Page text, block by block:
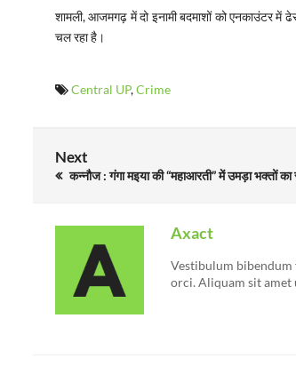
शामली, आजमगढ़ में दो इनामी बदमाशों को एनकाउंटर में
चल रहा है।
Central UP,Crime
Next
कन्नौज : गंगा मइया की “महाआरती” में उमड़ा भक्तों का
Axact
Vestibulum bibendum
orci. Aliquam sit amet